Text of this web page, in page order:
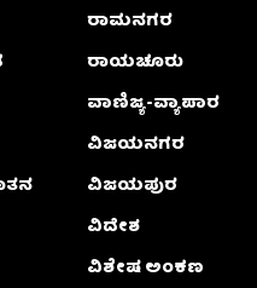
ರಾಮನಗರ
ರಾಯಚೂರು
ವಾಣಿಜ್ಯ-ವ್ಯಾಪಾರ
ವಿಜಯನಗರ
ವಿಜಯಪುರ
ವಿದೇಶ
ವಿಶೇಷ ಅಂಕಣ